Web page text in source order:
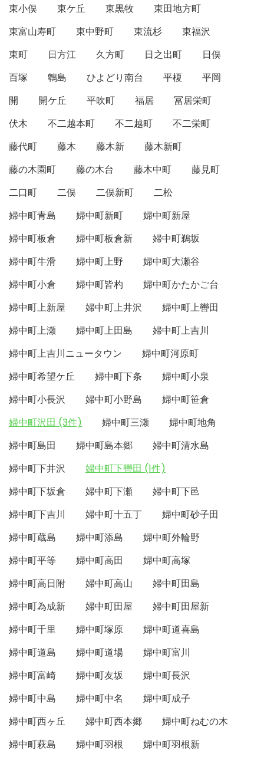
東小俣 東ケ丘 東黒牧
東田地方町
東富山寿町
東中野町 東流杉
東福沢
東町
日方江 久方町 日之出町
日俣
百塚
鵯島 ひよどり南台 平榎
平岡
開
開ケ丘 平吹町 福居
冨居栄町
伏木
不二越本町 不二越町
不二栄町
藤代町
藤木 藤木新
藤木新町
藤の木園町
藤の木台 藤木中町
藤見町
二口町
二俣 二俣新町
二松
婦中町青島
婦中町新町
婦中町新屋
婦中町板倉
婦中町板倉新
婦中町鵜坂
婦中町牛滑
婦中町上野
婦中町大瀬谷
婦中町小倉
婦中町皆杓
婦中町かたかご台
婦中町上新屋
婦中町上井沢
婦中町上轡田
婦中町上瀬
婦中町上田島
婦中町上吉川
婦中町上吉川ニュータウン
婦中町河原町
婦中町希望ケ丘
婦中町下条
婦中町小泉
婦中町小長沢
婦中町小野島
婦中町笹倉
婦中町沢田 (3件)
婦中町三瀬
婦中町地角
婦中町島田
婦中町島本郷
婦中町清水島
婦中町下井沢
婦中町下轡田 (1件)
婦中町下坂倉
婦中町下瀬
婦中町下邑
婦中町下吉川
婦中町十五丁
婦中町砂子田
婦中町蔵島
婦中町添島
婦中町外輪野
婦中町平等
婦中町高田
婦中町高塚
婦中町高日附
婦中町高山
婦中町田島
婦中町為成新
婦中町田屋
婦中町田屋新
婦中町千里
婦中町塚原
婦中町道喜島
婦中町道島
婦中町道場
婦中町富川
婦中町富崎
婦中町友坂
婦中町長沢
婦中町中島
婦中町中名
婦中町成子
婦中町西ヶ丘
婦中町西本郷
婦中町ねむの木
婦中町萩島
婦中町羽根
婦中町羽根新